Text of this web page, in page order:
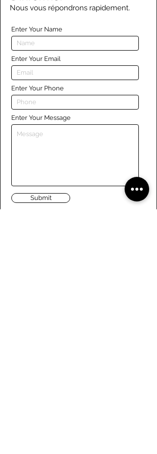
Nous vous répondrons rapidement.
Enter Your Name
Enter Your Email
Enter Your Phone
Enter Your Message
Submit